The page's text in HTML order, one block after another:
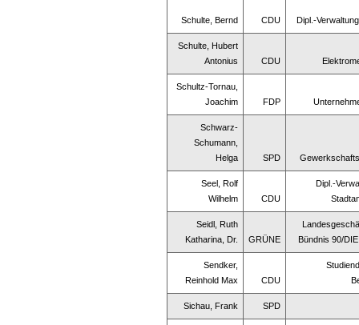
Schulte, Bernd CDU Dipl.-
Schulte, Hubert
Antonius
CDU
Schultz-Tornau,
Joachim
FDP
Schwarz-
Schumann,
Helga
SPD
Seel, Rolf
Wilhelm
CDU
Dipl.-
Seidl, Ruth
Katharina, Dr.
GRÜNE
Bündnis 90/
Sendker,
Reinhold Max
CDU
Sichau, Frank SPD